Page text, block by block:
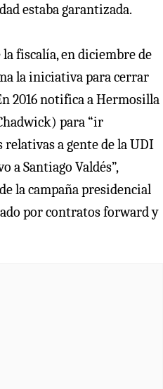
estaba garantizada.
fiscalía, en diciembre de
la iniciativa para cerrar
2016 notifica a Hermosilla
para “ir
a gente de la UDI
a Santiago Valdés”,
la campaña presidencial
por contratos forward y